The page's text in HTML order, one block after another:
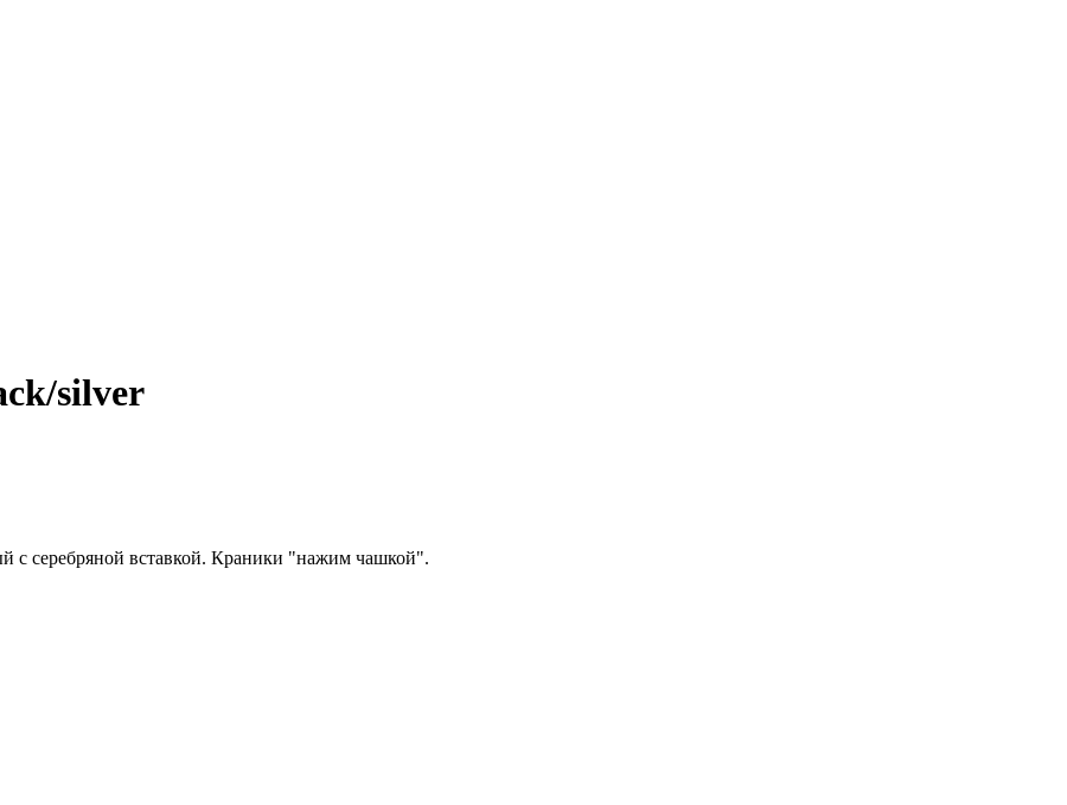
silver
с серебряной вставкой. Краники "нажим чашкой".